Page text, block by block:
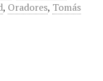
, Oradores, Tomás